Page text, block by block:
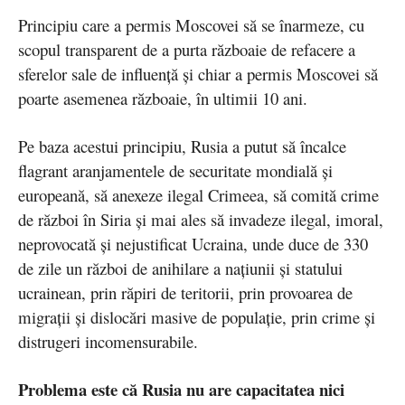
Principiu care a permis Moscovei să se înarmeze, cu
scopul transparent de a purta războaie de refacere a
sferelor sale de influență și chiar a permis Moscovei să
poarte asemenea războaie, în ultimii 10 ani.
Pe baza acestui principiu, Rusia a putut să încalce
flagrant aranjamentele de securitate mondială și
europeană, să anexeze ilegal Crimeea, să comită crime
de război în Siria și mai ales să invadeze ilegal, imoral,
neprovocată și nejustificat Ucraina, unde duce de 330
de zile un război de anihilare a națiunii și statului
ucrainean, prin răpiri de teritorii, prin provoarea de
migrații și dislocări masive de populație, prin crime și
distrugeri incomensurabile.
Problema este că Rusia nu are capacitatea nici